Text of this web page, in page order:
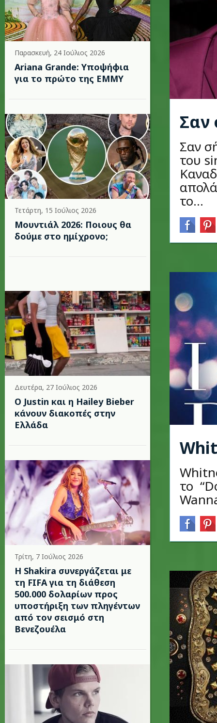
Παρασκευή, 24 Ιούλιος 2026
Ariana Grande: Υποψήφια
για το πρώτο της EMMY
Τετάρτη, 15 Ιούλιος 2026
Μουντιάλ 2026: Ποιους θα
δούμε στο ημίχρονο;
Δευτέρα, 27 Ιούλιος 2026
Ο Justin και η Hailey Bieber
κάνουν διακοπές στην
Ελλάδα
Τρίτη, 7 Ιούλιος 2026
Η Shakira συνεργάζεται με
τη FIFA για τη διάθεση
500.000 δολαρίων προς
υποστήριξη των πληγέντων
από τον σεισμό στη
Βενεζουέλα
Σαν
Σαν
του
το...
το